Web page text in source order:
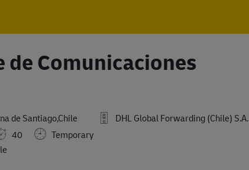
Comunicaciones
de Santiago,Chile
DHL Global Forwarding (Chile) S.A.
40
Temporary